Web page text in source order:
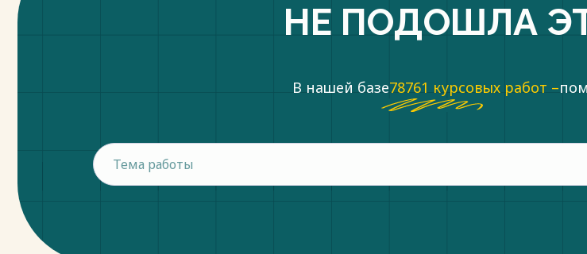
НЕ ПОДОШЛА
В нашей базе78761 курсовых работ –